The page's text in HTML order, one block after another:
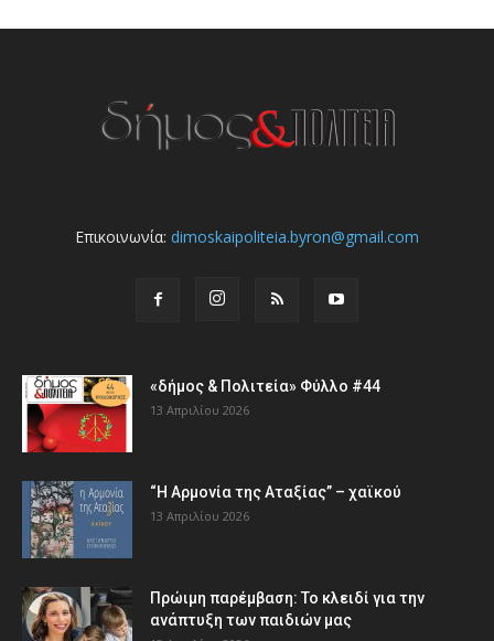
Επικοινωνία: dimoskaipoliteia.byron@gmail.com
«δήμος & Πολιτεία» Φύλλο #44
13 Απριλίου 2026
“Η Αρμονία της Αταξίας” – χαϊκού
13 Απριλίου 2026
Πρώιμη παρέμβαση: Το κλειδί για την
ανάπτυξη των παιδιών µας